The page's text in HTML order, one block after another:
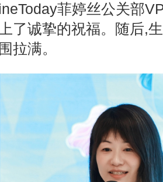
菲婷丝公关部
了诚挚的祝福。随后,
拉满。